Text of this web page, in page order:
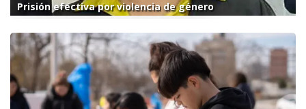
Prisión efectiva por violencia de género